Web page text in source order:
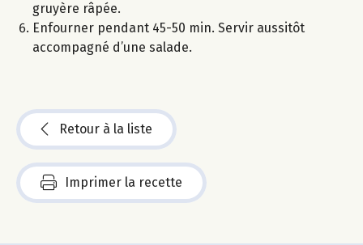
gruyère râpée.
Enfourner pendant 45-50 min. Servir aussitôt
accompagné d’une salade.
Retour à la liste
Imprimer la recette